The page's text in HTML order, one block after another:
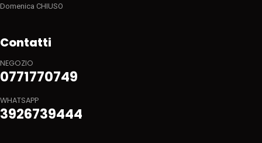
Domenica CHIUSO
Contatti
NEGOZIO
0771770749
WHATSAPP
3926739444